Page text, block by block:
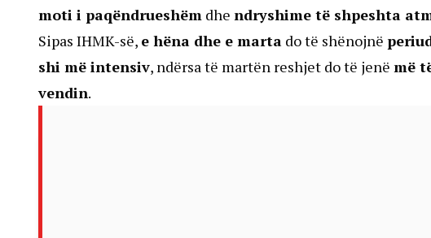
moti i paqëndrueshëm dhe ndryshime të shpeshta
Sipas IHMK-së, e hëna dhe e marta do të shënojnë
shi më intensiv, ndërsa të martën reshjet do të jenë më
vendin.